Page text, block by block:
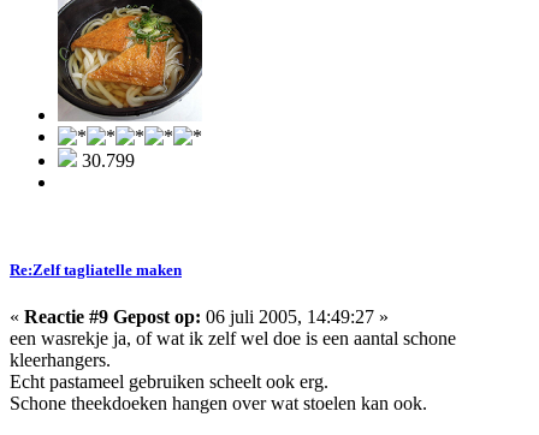
30.799
Re:Zelf tagliatelle maken
« Reactie #9 Gepost op: 06 juli 2005, 14:49:27 »
een wasrekje ja, of wat ik zelf wel doe is een aantal schone
kleerhangers.
Echt pastameel gebruiken scheelt ook erg.
Schone theekdoeken hangen over wat stoelen kan ook.